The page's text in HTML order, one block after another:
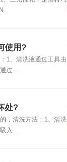
使用?
1、清洗液通过工具由
过...
处?
，清洗方法：1、清洗
入...